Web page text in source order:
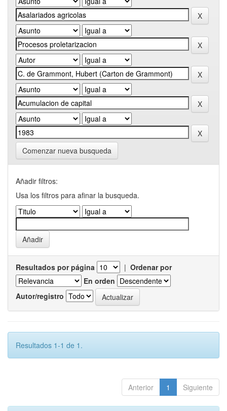
Comenzar nueva busqueda
Añadir filtros:
Usa los filtros para afinar la busqueda.
Resultados por página | Ordenar por
En orden
Autor/registro
Resultados 1-1 de 1.
Anterior 1 Siguiente